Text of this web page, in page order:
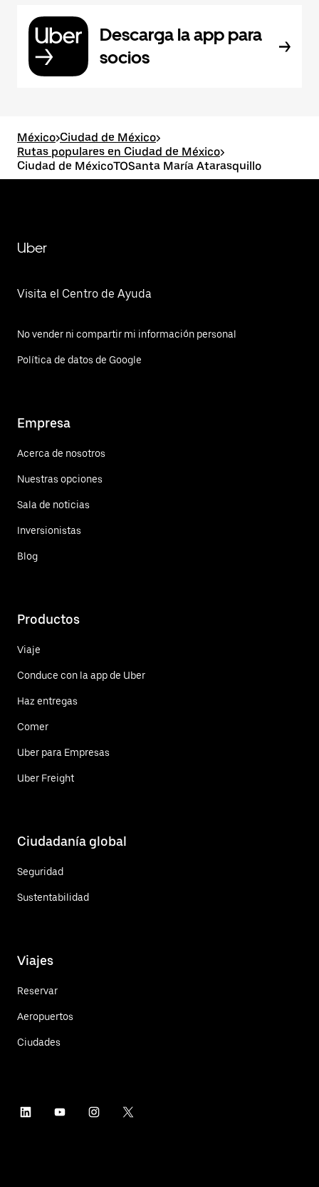
Descarga la app para
socios
México>Ciudad de México>
Rutas populares en Ciudad de México>
Ciudad de MéxicoTOSanta María Atarasquillo
Uber
Visita el Centro de Ayuda
No vender ni compartir mi información personal
Política de datos de Google
Empresa
Acerca de nosotros
Nuestras opciones
Sala de noticias
Inversionistas
Blog
Productos
Viaje
Conduce con la app de Uber
Haz entregas
Comer
Uber para Empresas
Uber Freight
Ciudadanía global
Seguridad
Sustentabilidad
Viajes
Reservar
Aeropuertos
Ciudades